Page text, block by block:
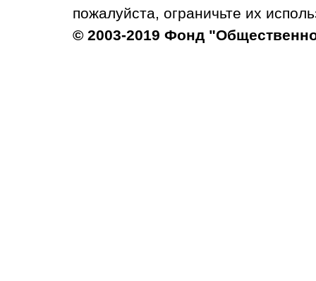
пожалуйста, ограничьте их
© 2003-2019 Фонд